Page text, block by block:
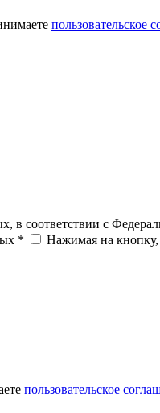
пользовательское
в соответствии с
*
Нажимая на кнопку,
пользовательское